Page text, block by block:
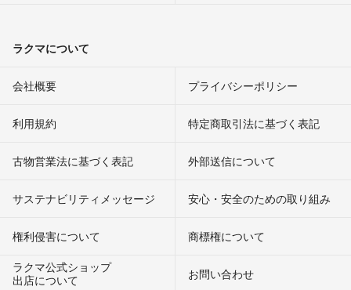
ラクマについて
会社概要 プライバシーポリシー
利用規約 特定商取引法に基づく表記
古物営業法に基づく表記 外部送信について
サステナビリティメッセージ 安心・安全のための取り組み
権利侵害について
商標権について
ラクマ公式ショップ
出店について
お問い合わせ